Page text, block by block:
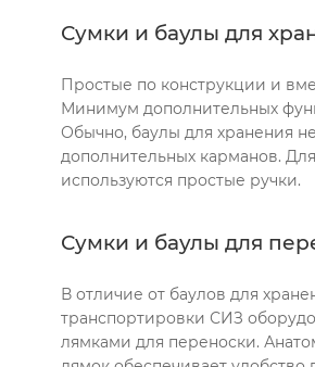
Сумки и баулы для
Простые по конструкции и
Минимум дополнительных
Обычно, баулы для хранения
дополнительных карманов.
используются простые ручки.
Сумки и баулы для
В отличие от баулов для
транспортировки СИЗ
лямками для переноски.